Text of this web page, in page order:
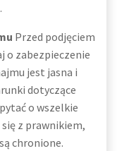
Przed podjęciem
o zabezpieczenie
jest jasna i
dotyczące
o wszelkie
z prawnikiem,
chronione.